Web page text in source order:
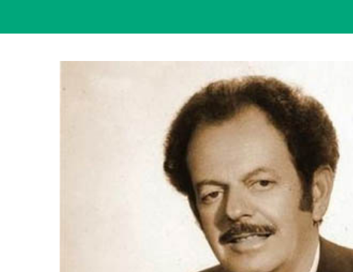
Larger